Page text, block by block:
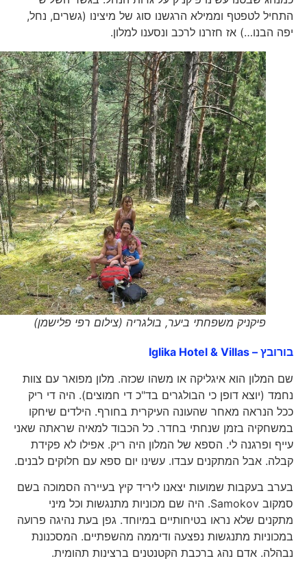
התחיל לטפטף וממילא הרגשנו סוג של מיצינו (גשרים, נחל,
יפה הבנו…) אז חזרנו לרכב ונסענו למלון.
פיקניק משפחתי ביער, בולגריה (צילום רפי פלישמן)
בורובץ – Iglika Hotel & Villas
שם המלון הוא איגליקה או משהו שכזה. מלון מפואר עם צוות
נחמד (יוצא דופן כי הבולגרים בד"כ די חמוצים). היה די ריק
ככל הנראה מאחר שהעונה העיקרית בחורף. הילדים שיחקו
במשחקיה בזמן שנחתי בחדר. כל הכבוד למאיה שראתה שאני
עייף ופרגנה לי. הספא של המלון היה ריק. אפילו לא פקידת
קבלה. אבל המתקנים עבדו. עשינו יום ספא עם חלוקים לבנים.
בערב בעקבות שמועות יצאנו ליריד קיץ בעיירה הסמוכה בשם
סמקוב Samokov. היה שם מכוניות מתנגשות וכל מיני
מתקנים שלא נראו בטיחותיים במיוחד. גפן בעת נהיגה פרועה
במכוניות מתנגשות נפצעה ודיממה מהשפתיים. המסכנונת
נבהלה. אדם נהג ברכבת הקטנטנים ברצינות תהומית.